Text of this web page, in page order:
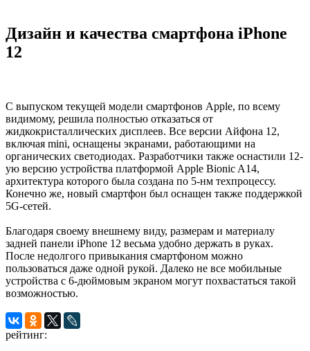
Дизайн и качества смартфона iPhone
12
С выпуском текущей модели смартфонов Apple, по всему
видимому, решила полностью отказаться от
жидкокристаллических дисплеев. Все версии Айфона 12,
включая mini, оснащены экранами, работающими на
органических светодиодах. Разработчики также оснастили 12-
ую версию устройства платформой Apple Bionic A14,
архитектура которого была создана по 5-нм техпроцессу.
Конечно же, новый смартфон был оснащен также поддержкой
5G-сетей.
Благодаря своему внешнему виду, размерам и материалу
задней панели iPhone 12 весьма удобно держать в руках.
После недолгого привыкания смартфоном можно
пользоваться даже одной рукой. Далеко не все мобильные
устройства с 6-дюймовым экраном могут похвастаться такой
возможностью.
рейтинг: